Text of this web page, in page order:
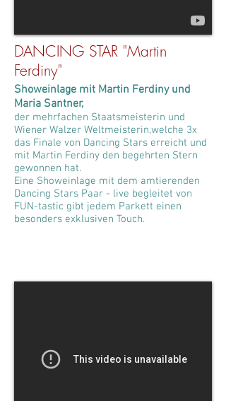
DANCING STAR "Martin
Ferdiny"
Showeinlage mit Martin Ferdiny und
Maria Santner,
der mehrfachen Staatsmeisterin und
Wiener Walzer Weltmeisterin,welche 3x
das Finale von Dancing Stars erreicht und
mit Martin Ferdiny den begehrten Stern
gewonnen hat.
Eine Showeinlage mit dem amtierenden
Dancing Stars Paar - live begleitet von
FUN-tastic gibt jedem Parkett einen
besonders exklusiven Touch.